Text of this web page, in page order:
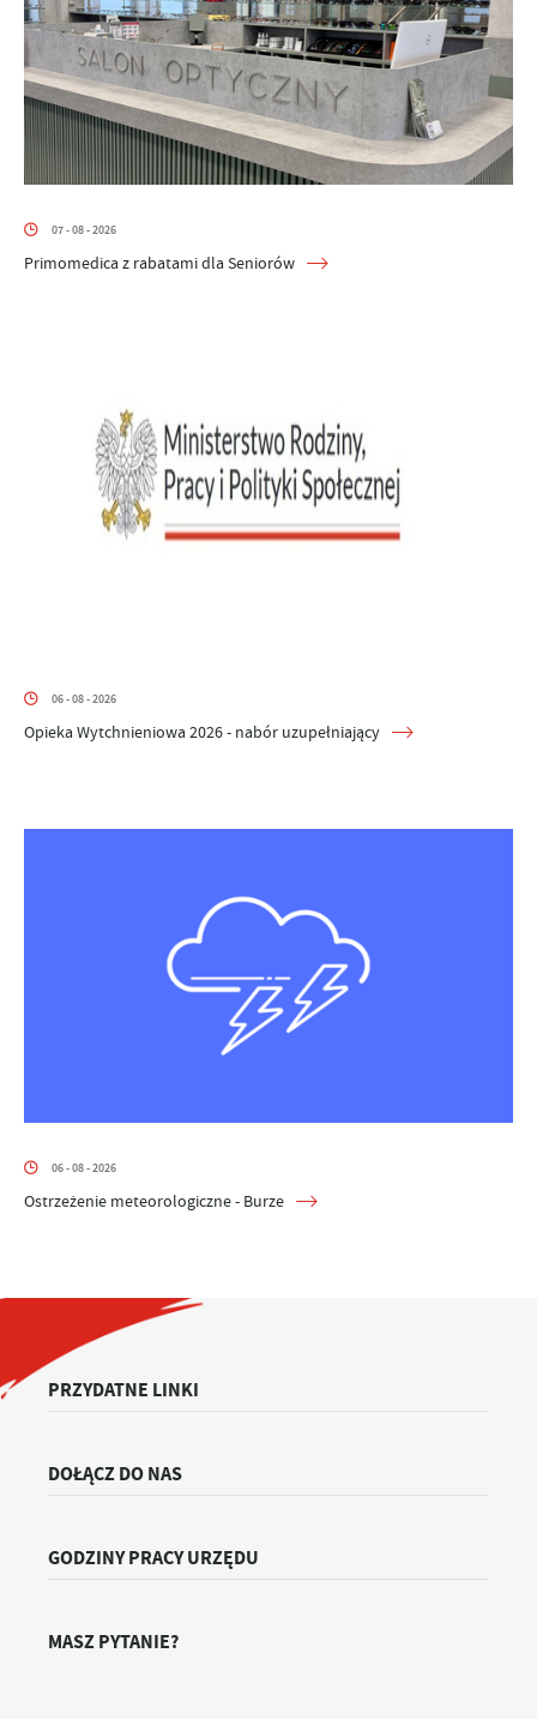
07 - 08 - 2026
Primomedica z rabatami dla Seniorów
06 - 08 - 2026
Opieka Wytchnieniowa 2026 - nabór uzupełniający
06 - 08 - 2026
Ostrzeżenie meteorologiczne - Burze
PRZYDATNE LINKI
DOŁĄCZ DO NAS
GODZINY PRACY URZĘDU
MASZ PYTANIE?